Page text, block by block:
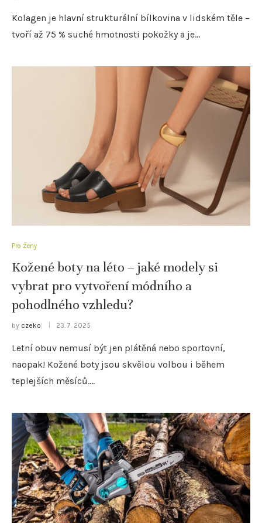
Kolagen je hlavní strukturální bílkovina v lidském těle –
tvoří až 75 % suché hmotnosti pokožky a je…
Pro Ženy
Kožené boty na léto – jaké modely si
vybrat pro vytvoření módního a
pohodlného vzhledu?
by czeko 23. 7. 2025
Letní obuv nemusí být jen plátěná nebo sportovní,
naopak! Kožené boty jsou skvělou volbou i během
teplejších měsíců.…